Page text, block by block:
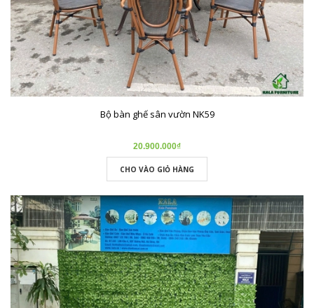
Bộ bàn ghế sân vườn NK59
20.900.000₫
CHO VÀO GIỎ HÀNG